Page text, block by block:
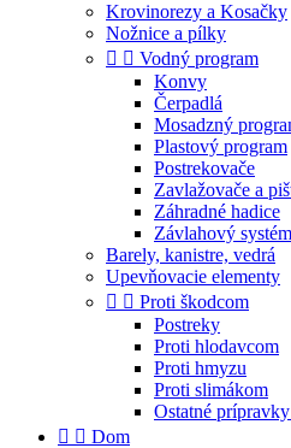
Krovinorezy a Kosačky
Nožnice a pílky
  Vodný program
Konvy
Čerpadlá
Mosadzný
Plastový program
Postrekovače
Zavlažovače a
Záhradné hadice
Závlahový systém
Barely, kanistre, vedrá
Upevňovacie elementy
  Proti škodcom
Postreky
Proti hlodavcom
Proti hmyzu
Proti slimákom
Ostatné
  Dom